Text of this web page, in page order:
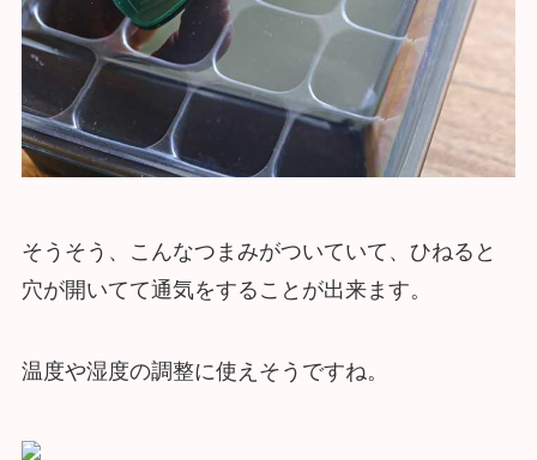
そうそう、こんなつまみがついていて、ひねると
穴が開いてて通気をすることが出来ます。
温度や湿度の調整に使えそうですね。